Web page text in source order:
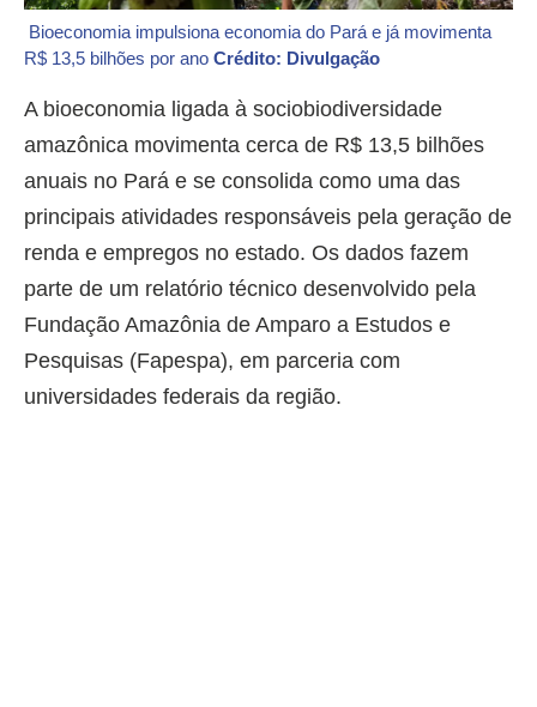
Bioeconomia impulsiona economia do Pará e já movimenta
R$ 13,5 bilhões por ano Crédito: Divulgação
A bioeconomia ligada à sociobiodiversidade
amazônica movimenta cerca de R$ 13,5 bilhões
anuais no Pará e se consolida como uma das
principais atividades responsáveis pela geração de
renda e empregos no estado. Os dados fazem
parte de um relatório técnico desenvolvido pela
Fundação Amazônia de Amparo a Estudos e
Pesquisas (Fapespa), em parceria com
universidades federais da região.